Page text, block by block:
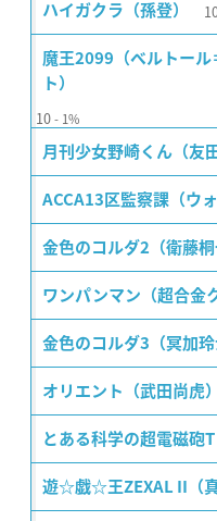
ハイガクラ（孫登）
魔王2099（ベルトール
ト）
10 1%
月刊少女野崎くん（友田
ACCA13区監察課（ウォ
金色のコルダ2（衛藤桐
ワンパンマン（超合金
金色のコルダ3（冥加玲
オリエント（武田尚虎）
とある科学の超電磁砲T
遊☆戯☆王ZEXAL II（真